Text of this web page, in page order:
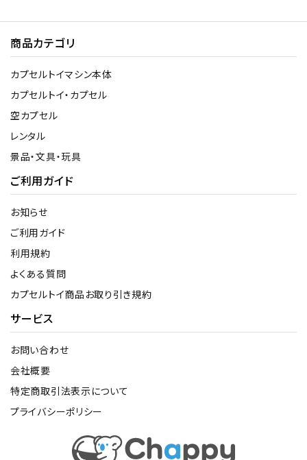
商品カテゴリ
カプセルトイマシン本体
カプセルトイ・カプセル
空カプセル
レンタル
景品・文具・玩具
ご利用ガイド
お知らせ
ご利用ガイド
利用規約
よくある質問
カプセルトイ商品お取り引き規約
サービス
お問い合わせ
会社概要
特定商取引法表示について
プライバシーポリシー